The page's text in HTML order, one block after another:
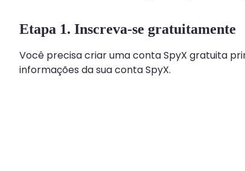
Etapa 1. Inscreva-se gratuitamente
Você precisa criar uma conta SpyX gratuita
informações da sua conta SpyX.